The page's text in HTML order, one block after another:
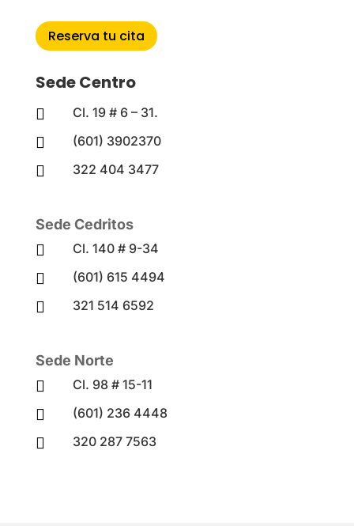
Reserva tu cita
Sede Centro
 Cl. 19 # 6 – 31.
 (601) 3902370
 322 404 3477
Sede Cedritos
 Cl. 140 # 9-34
 (601) 615 4494
 321 514 6592
Sede Norte
 Cl. 98 # 15-11
 (601) 236 4448
 320 287 7563